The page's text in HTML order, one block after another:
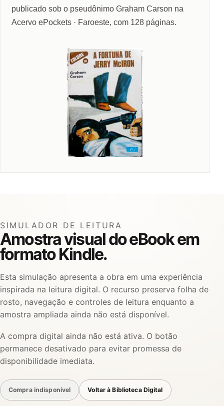
publicado sob o pseudônimo Graham Carson na
Acervo ePockets · Faroeste, com 128 páginas.
SIMULADOR DE LEITURA
Amostra visual do eBook em
formato Kindle.
Esta simulação apresenta a obra em uma experiência
inspirada na leitura digital. O recurso preserva folha de
rosto, navegação e controles de leitura enquanto a
amostra ampliada ainda não está disponível.
A compra digital ainda não está ativa. O botão
permanece desativado para evitar promessa de
disponibilidade imediata.
Compra indisponível Voltar à Biblioteca Digital